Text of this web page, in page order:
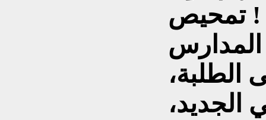
تمحيص !
المدارس
الطلبة،
الجديد،